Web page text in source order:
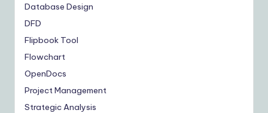
Database Design
DFD
Flipbook Tool
Flowchart
OpenDocs
Project Management
Strategic Analysis